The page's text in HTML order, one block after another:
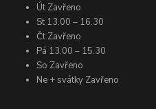
Út Zavřeno
St 13.00 – 16.30
Čt Zavřeno
Pá 13.00 – 15.30
So Zavřeno
Ne + svátky Zavřeno